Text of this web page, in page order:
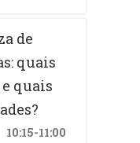
de
quais
quais
10:15-11:00